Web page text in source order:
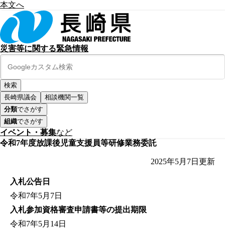
本文へ
災害等に関する緊急情報
長崎県議会
相談機関一覧
分類でさがす
組織でさがす
イベント・募集など
令和7年度放課後児童支援員等研修業務委託
2025年5月7日 更新
入札公告日
令和7年5月7日
入札参加資格審査申請書等の提出期限
令和7年5月14日